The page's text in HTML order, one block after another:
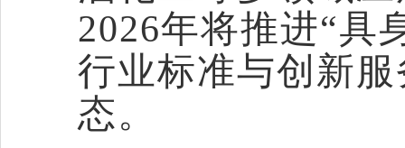
2026年将推进“具
行业标准与创新
态。